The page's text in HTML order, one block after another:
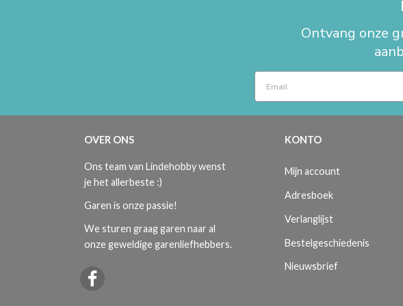
Ontvang onze
OVER ONS
Ons team van Lindehobby wenst
je het allerbeste :)
Garen is onze passie!
We sturen graag garen naar al
onze geweldige garenliefhebbers.
KONTO
Mijn account
Adresboek
Verlanglijst
Bestelgeschiedenis
Nieuwsbrief